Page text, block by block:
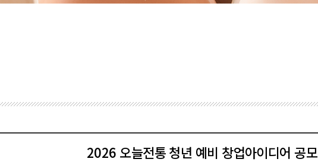
2026 오늘전통 청년 예비 창업아이디어 공모